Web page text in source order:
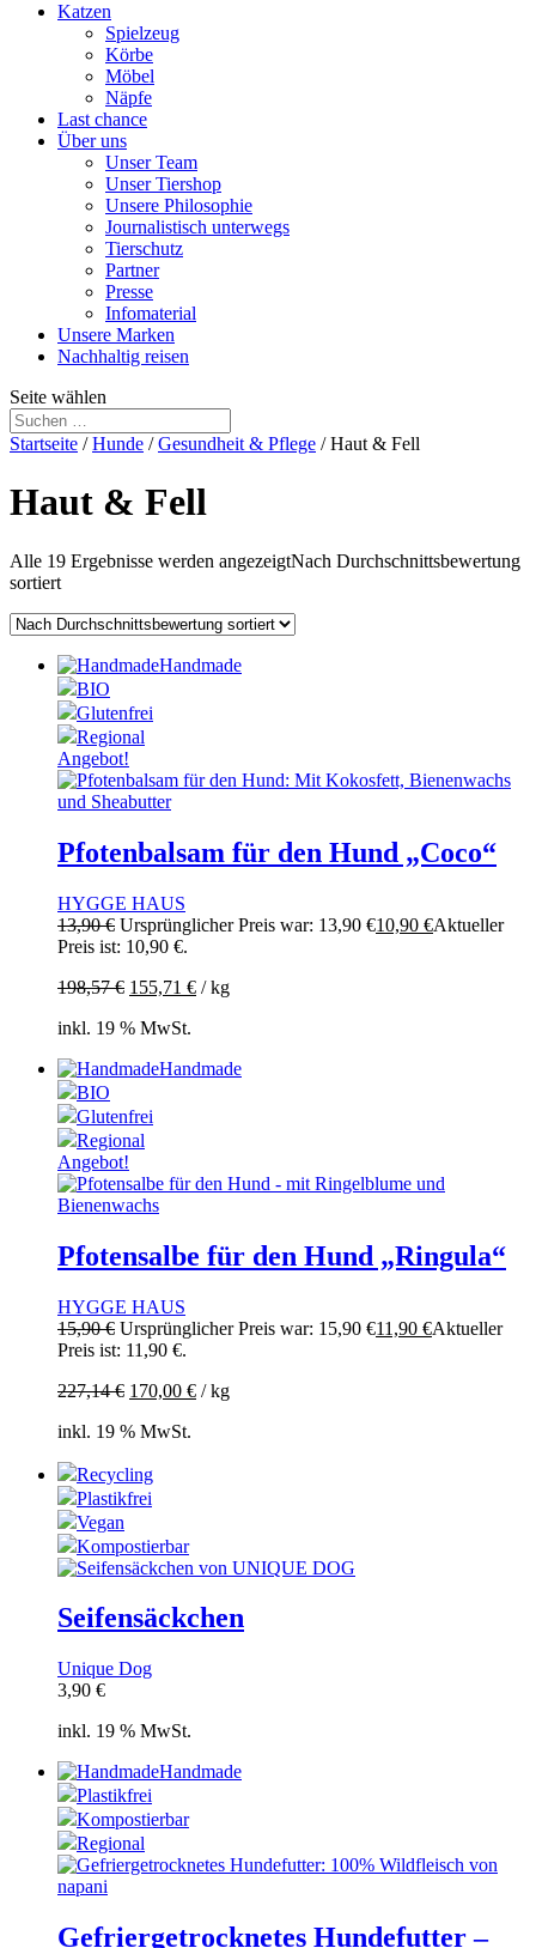
Katzen
Spielzeug
Körbe
Möbel
Näpfe
Last chance
Über uns
Unser Team
Unser Tiershop
Unsere Philosophie
Journalistisch unterwegs
Tierschutz
Partner
Presse
Infomaterial
Unsere Marken
Nachhaltig reisen
Seite wählen
Startseite /Hunde /Gesundheit & Pflege / Haut & Fell
Haut & Fell
Alle 19 Ergebnisse werden angezeigtNach Durchschnittsbewertung
sortiert
Handmade
BIO
Glutenfrei
Regional
Angebot!
Pfotenbalsam für den Hund „Coco“
HYGGE HAUS
13,90€ Ursprünglicher Preis war: 13,90 €10,90 €Aktueller
Preis ist: 10,90 €.
198,57€ 155,71 € /kg
inkl. 19 % MwSt.
Handmade
BIO
Glutenfrei
Regional
Angebot!
Pfotensalbe für den Hund „Ringula“
HYGGE HAUS
15,90€ Ursprünglicher Preis war: 15,90 €11,90 €Aktueller
Preis ist: 11,90 €.
227,14€ 170,00 € /kg
inkl. 19 % MwSt.
Recycling
Plastikfrei
Vegan
Kompostierbar
Seifensäckchen
Unique Dog
3,90 €
inkl. 19 % MwSt.
Handmade
Plastikfrei
Kompostierbar
Regional
Gefriergetrocknetes Hundefutter –